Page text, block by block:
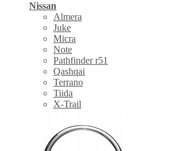
Nissan
Almera
Juke
Micra
Note
Pathfinder r51
Qashqai
Terrano
Tiida
X-Trail